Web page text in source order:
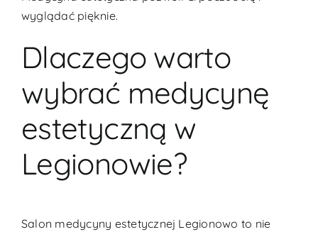
wyglądać pięknie.
Dlaczego warto
wybrać medycynę
estetyczną w
Legionowie?
Salon medycyny estetycznej Legionowo to nie